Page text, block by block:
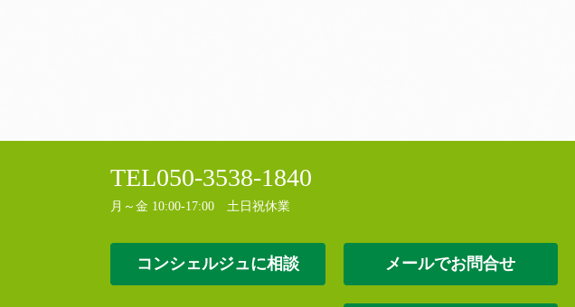
TEL050-3538-1840
月～金 10:00-17:00 土日祝休業
コンシェルジュに相談 メールでお問合せ